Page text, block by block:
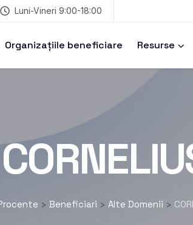
Luni-Vineri 9:00-18:00
Organizațiile beneficiare Resurse
> Beneficiari > Alte Domenii >